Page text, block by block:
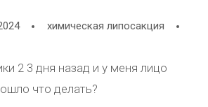
отек . Сразу скажу, у меня
мешков , даже не знала
. Прилет ли лицо в норму ?
, как будто я сильно пила и у
химическая липосакция
назад и у меня лицо
прошло что делать?